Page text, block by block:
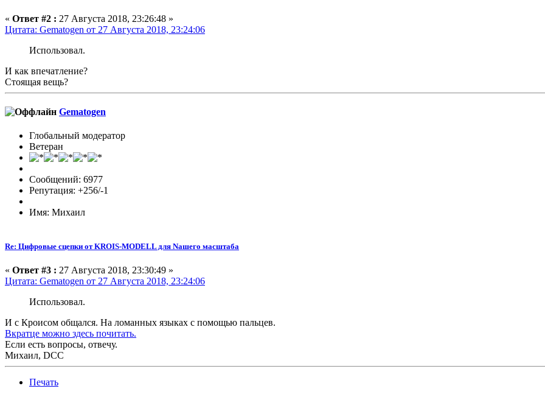
« Ответ #2 : 27 Августа 2018, 23:26:48 »
Цитата: Gematogen от 27 Августа 2018, 23:24:06
Использовал.
И как впечатление?
Стоящая вещь?
Gematogen
Глобальный модератор
Ветеран
Сообщений: 6977
Репутация: +256/-1
Имя: Михаил
Re: Цифровые сцепки от KROIS-MODELL для Nашего масштаба
« Ответ #3 : 27 Августа 2018, 23:30:49 »
Цитата: Gematogen от 27 Августа 2018, 23:24:06
Использовал.
И с Кроисом общался. На ломанных языках с помощью пальцев.
Вкратце можно здесь почитать.
Если есть вопросы, отвечу.
Михаил, DCC
Печать